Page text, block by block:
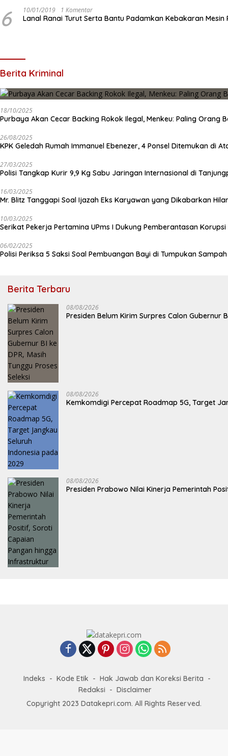
6 10/01/2019 1 Komentar
Lanal Ranai Turut Serta Bantu Padamkan Kebakaran Mesin
Berita Kriminal
18/10/2025
Purbaya Akan Cecar Backing Rokok Ilegal, Menkeu: Paling Orang
26/08/2025
KPK Geledah Rumah Immanuel Ebenezer, 4 Ponsel Ditemukan di
27/03/2025
Polisi Tangkap Kurir 9,9 Kg Sabu Jaringan Internasional di
16/03/2025
Mr. Blitz Tanggapi Soal Ijazah Eks Karyawan yang Dikabarkan
10/03/2025
Serikat Pekerja Pertamina UPms I Dukung Pemberantasan
06/02/2025
Polisi Periksa 5 Saksi Soal Pembuangan Bayi di Tumpukan
Berita Terbaru
08/08/2026
Presiden Belum Kirim Surpres Calon Gubernur
08/08/2026
Kemkomdigi Percepat Roadmap 5G, Target
08/08/2026
Presiden Prabowo Nilai Kinerja Pemerintah
Indeks Kode Etik
Hak Jawab dan Koreksi Berita
Redaksi
Disclaimer
Copyright 2023 Datakepri.com. All Rights Reserved.